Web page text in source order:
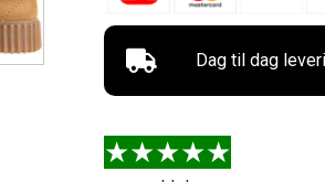
Dag til dag